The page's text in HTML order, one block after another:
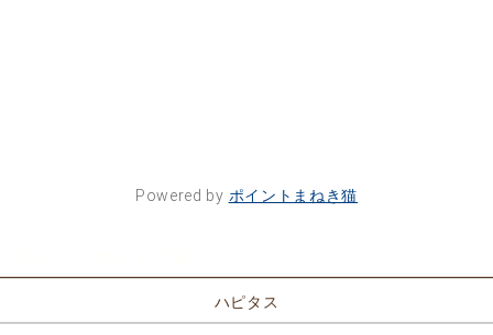
Powered by ポイントまねき猫
ハピタス